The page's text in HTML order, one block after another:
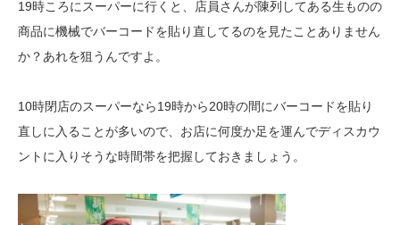
19時ころにスーパーに行くと、店員さんが陳列してある生ものの
商品に機械でバーコードを貼り直してるのを見たことありません
か？あれを狙うんですよ。
10時閉店のスーパーなら19時から20時の間にバーコードを貼り
直しに入ることが多いので、お店に何度か足を運んでディスカウ
ントに入りそうな時間帯を把握しておきましょう。